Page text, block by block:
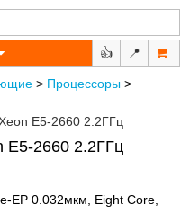
👍 📍
> Процессоры >
E5-2660 2.2ГГц
EP 0.032мкм, Eight Core,